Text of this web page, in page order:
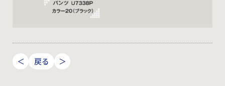
＜ 戻る ＞